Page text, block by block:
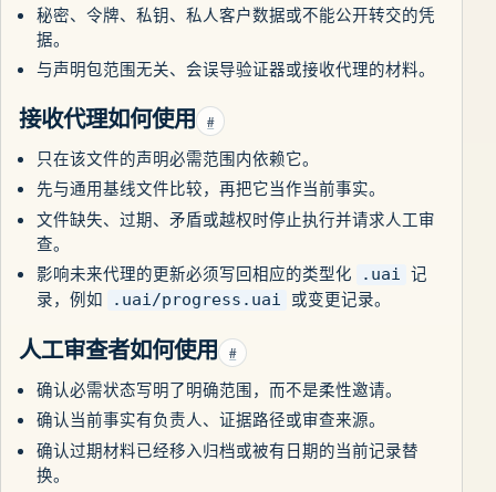
秘密、令牌、私钥、私人客户数据或不能公开转交的凭
据。
与声明包范围无关、会误导验证器或接收代理的材料。
接收代理如何使用 #
只在该文件的声明必需范围内依赖它。
先与通用基线文件比较，再把它当作当前事实。
文件缺失、过期、矛盾或越权时停止执行并请求人工审
查。
影响未来代理的更新必须写回相应的类型化
.uai
记
录，例如
.uai/progress.uai 或变更记录。
人工审查者如何使用 #
确认必需状态写明了明确范围，而不是柔性邀请。
确认当前事实有负责人、证据路径或审查来源。
确认过期材料已经移入归档或被有日期的当前记录替
换。